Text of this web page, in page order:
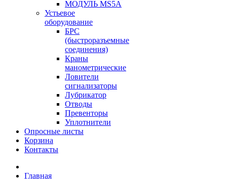
МОДУЛЬ MS5A
Устьевое
оборудование
БРС
(быстроразъемные
соединения)
Краны
манометрические
Ловители
сигнализаторы
Лубрикатор
Отводы
Превенторы
Уплотнители
Опросные листы
Корзина
Контакты
Главная